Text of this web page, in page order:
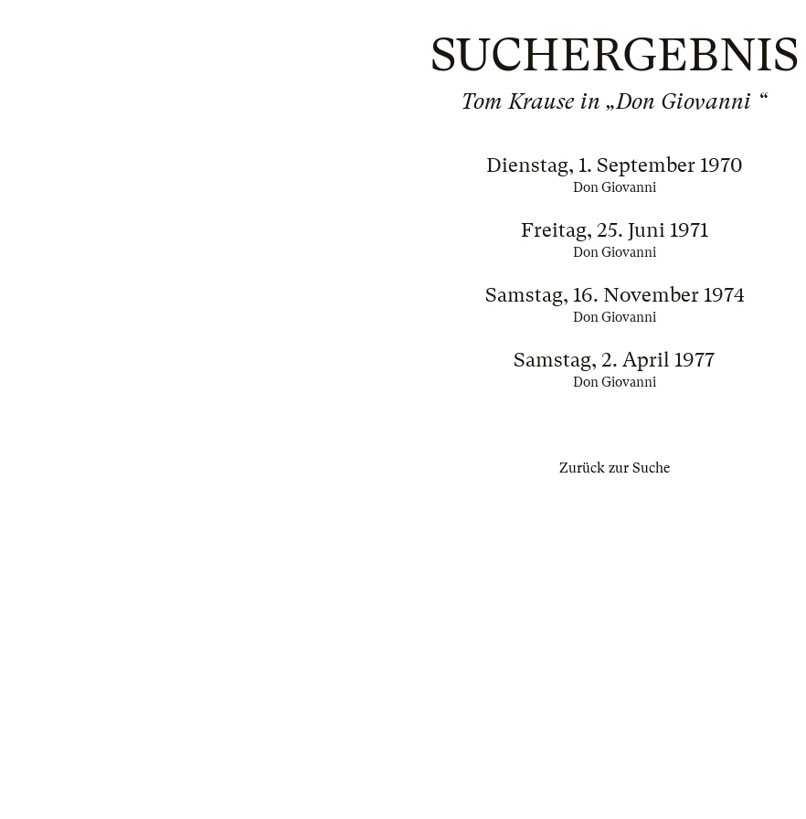
SUCHERGEBNIS
Tom Krause in „Don Giovanni “
Dienstag, 1. September 1970
Don Giovanni
Freitag, 25. Juni 1971
Don Giovanni
Samstag, 16. November 1974
Don Giovanni
Samstag, 2. April 1977
Don Giovanni
Zurück zur Suche